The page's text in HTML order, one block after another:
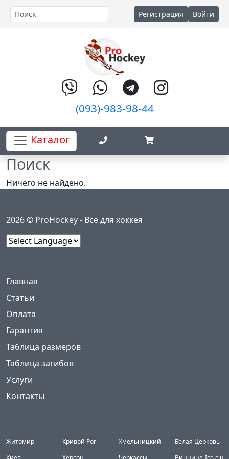
Регистрация Войти
(093)-983-98-44
Каталог
Поиск
Ничего не найдено.
2026 © ProHockey - Все для хоккея
Главная
Статьи
Оплата
Гарантия
Таблица размеров
Таблица загибов
Услуги
Контакты
Житомир
Кривой Рог
Хмельницкий
Белая Церковь